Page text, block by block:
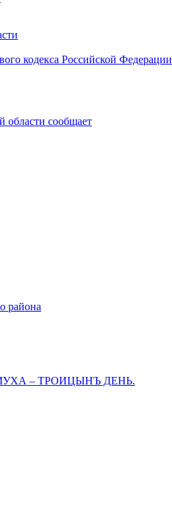
кодекса Российской Федерации
сообщает
района
– ТРОИЦЫНЪ ДЕНЬ.